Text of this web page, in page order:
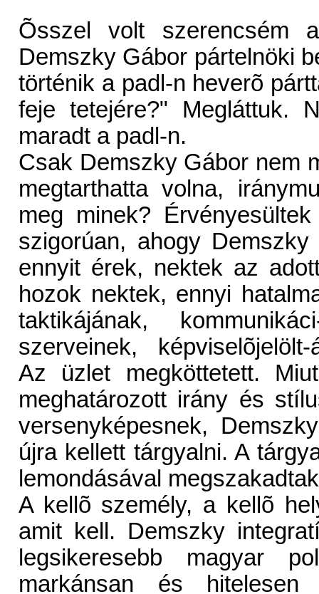
Õsszel volt szerencsém
Demszky Gábor pártelnöki
történik a padl-n heverõ
feje tetejére?" Megláttuk.
maradt a padl-n.
Csak Demszky Gábor nem
megtarthatta volna,
meg minek?
szigorúan, ahogy
ennyit érek, nektek az
hozok nektek, ennyi
taktikájának,
szerveinek,
Az üzlet megköttetett.
meghatározott irány és
versenyképesnek,
újra kellett tárgyalni. A
lemondásával
A kellõ személy, a kellõ
amit kell. Demszky
legsikeresebb magyar
markánsan és